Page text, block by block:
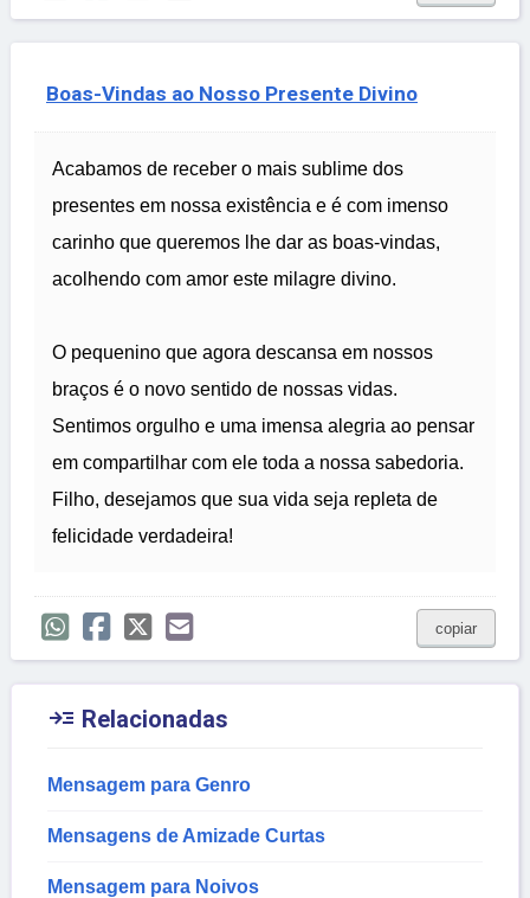
Boas-Vindas ao Nosso Presente Divino
Acabamos de receber o mais sublime dos
presentes em nossa existência e é com imenso
carinho que queremos lhe dar as boas-vindas,
acolhendo com amor este milagre divino.
O pequenino que agora descansa em nossos
braços é o novo sentido de nossas vidas.
Sentimos orgulho e uma imensa alegria ao pensar
em compartilhar com ele toda a nossa sabedoria.
Filho, desejamos que sua vida seja repleta de
felicidade verdadeira!
copiar
 Relacionadas
Mensagem para Genro
Mensagens de Amizade Curtas
Mensagem para Noivos